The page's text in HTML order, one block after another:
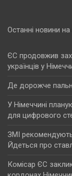
Останні новини на
ЄС продовжив
українців у
Де дорожче
У Німеччині
для цифрового
ЗМІ
Йдеться про
Комісар ЄС